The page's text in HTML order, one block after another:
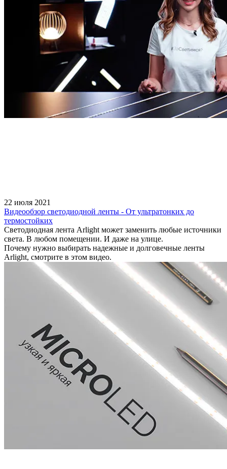
22 июля 2021
Видеообзор светодиодной ленты - От ультратонких до
термостойких
Светодиодная лента Arlight может заменить любые источники
света. В любом помещении. И даже на улице.
Почему нужно выбирать надежные и долговечные ленты
Arlight, смотрите в этом видео.